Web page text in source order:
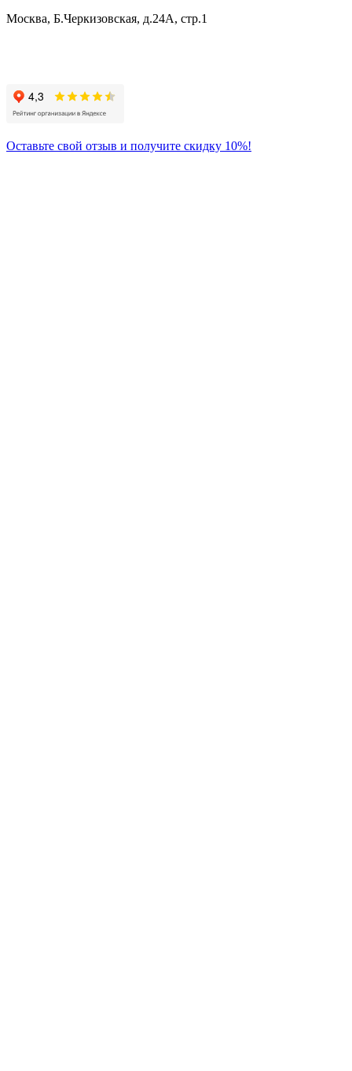
Москва, Б.Черкизовская, д.24А, стр.1
Оставьте свой отзыв и получите скидку 10%!